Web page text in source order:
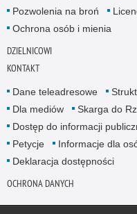
Pozwolenia na broń
Ochrona osób i mienia
DZIELNICOWI
KONTAKT
Dane teleadresowe
Dla mediów
Skarga do
Dostęp do informacji
Petycje
Informacje dla
Deklaracja dostępności
OCHRONA DANYCH